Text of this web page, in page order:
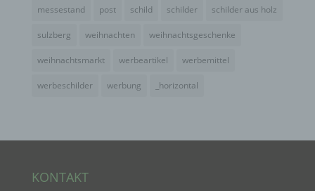
messestand post schild schilder schilder aus holz
sulzberg weihnachten weihnachtsgeschenke
weihnachtsmarkt werbeartikel werbemittel
werbeschilder werbung _horizontal
KONTAKT
verwendet werden, um bestimmte persönliche
Aspekte, die sich auf eine natürliche Person
beziehen, zu bewerten, insbesondere, um Aspekte
bezüglich Arbeitsleistung, wirtschaftlicher Lage,
Gesundheit, persönlicher Vorlieben, Interessen,
Ortswechsel dieser natürlichen Person zu
analysieren oder vorherzusagen.
f) Pseudonymisierung
Pseudonymisierung ist die Verarbeitung